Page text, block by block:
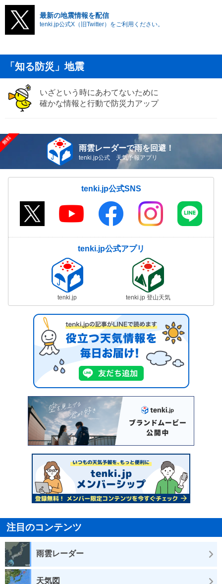
最新の地震情報を配信
tenki.jp公式X（旧Twitter）をご利用ください。
「知る防災」地震
いざという時にあわてないために
確かな情報と行動で防災力アップ
雨雲レーダーで雨を回避！
tenki.jp公式 天気予報アプリ
tenki.jp公式SNS
tenki.jp公式アプリ
tenki.jp tenki.jp 登山天気
注目のコンテンツ
雨雲レーダー
天気図